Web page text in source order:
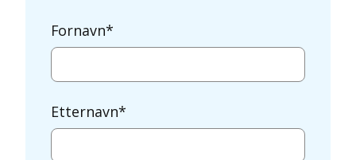
Fornavn*
Etternavn*